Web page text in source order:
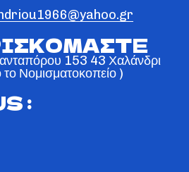
153 43 Χαλάνδρι
Νομισματοκοπείο )
: